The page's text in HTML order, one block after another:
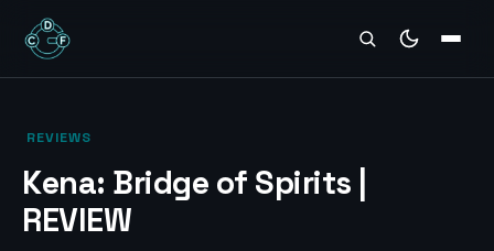
REVIEWS
‎ REVIEWS‎
Kena: Bridge of Spirits |
REVIEW